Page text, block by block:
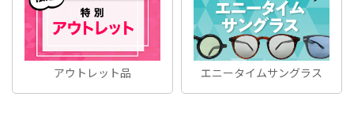
アウトレット品 エニータイムサングラス